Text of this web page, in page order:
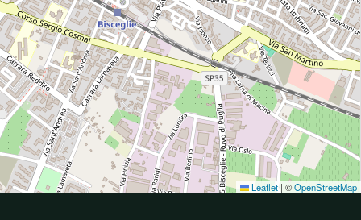
Leaflet | ©OpenStreetMap